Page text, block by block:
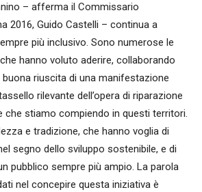
– afferma il Commissario
2016, Guido Castelli – continua a
più inclusivo. Sono numerose le
hanno voluto aderire, collaborando
riuscita di una manifestazione
rilevante dell’opera di riparazione
che stiamo compiendo in questi territori.
e tradizione, che hanno voglia di
segno dello sviluppo sostenibile, e di
pubblico sempre più ampio. La parola
nel concepire questa iniziativa è